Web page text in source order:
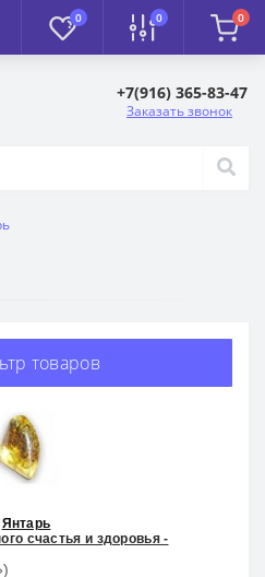
0 0 0
+7(916) 365-83-47
Заказать звонок
товаров
Янтарь
счастья и здоровья -